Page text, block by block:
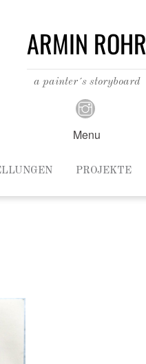
ARMIN ROHR
a painter´s storyboard
Menu
PROJEKTE